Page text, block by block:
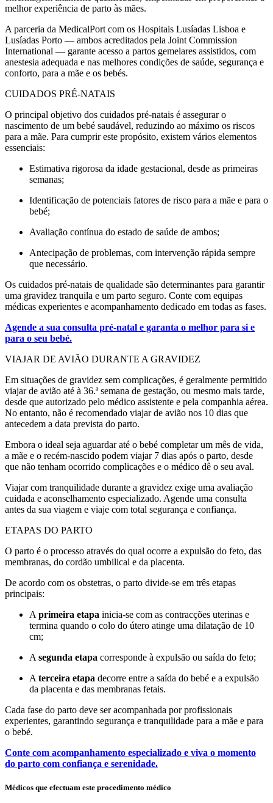
melhor experiência de parto às mães.
A parceria da MedicalPort com os Hospitais Lusíadas Lisboa e
Lusíadas Porto — ambos acreditados pela Joint Commission
International — garante acesso a partos gemelares assistidos, com
anestesia adequada e nas melhores condições de saúde, segurança e
conforto, para a mãe e os bebés.
CUIDADOS PRÉ-NATAIS
O principal objetivo dos cuidados pré-natais é assegurar o
nascimento de um bebé saudável, reduzindo ao máximo os riscos
para a mãe. Para cumprir este propósito, existem vários elementos
essenciais:
Estimativa rigorosa da idade gestacional, desde as primeiras
semanas;
Identificação de potenciais fatores de risco para a mãe e para o
bebé;
Avaliação contínua do estado de saúde de ambos;
Antecipação de problemas, com intervenção rápida sempre
que necessário.
Os cuidados pré-natais de qualidade são determinantes para garantir
uma gravidez tranquila e um parto seguro. Conte com equipas
médicas experientes e acompanhamento dedicado em todas as fases.
Agende a sua consulta pré-natal e garanta o melhor para si e
para o seu bebé.
VIAJAR DE AVIÃO DURANTE A GRAVIDEZ
Em situações de gravidez sem complicações, é geralmente permitido
viajar de avião até à 36.ª semana de gestação, ou mesmo mais tarde,
desde que autorizado pelo médico assistente e pela companhia aérea.
No entanto, não é recomendado viajar de avião nos 10 dias que
antecedem a data prevista do parto.
Embora o ideal seja aguardar até o bebé completar um mês de vida,
a mãe e o recém-nascido podem viajar 7 dias após o parto, desde
que não tenham ocorrido complicações e o médico dê o seu aval.
Viajar com tranquilidade durante a gravidez exige uma avaliação
cuidada e aconselhamento especializado. Agende uma consulta
antes da sua viagem e viaje com total segurança e confiança.
ETAPAS DO PARTO
O parto é o processo através do qual ocorre a expulsão do feto, das
membranas, do cordão umbilical e da placenta.
De acordo com os obstetras, o parto divide-se em três etapas
principais:
A primeira etapa inicia-se com as contracções uterinas e
termina quando o colo do útero atinge uma dilatação de 10
cm;
A segunda etapa corresponde à expulsão ou saída do feto;
A terceira etapa decorre entre a saída do bebé e a expulsão
da placenta e das membranas fetais.
Cada fase do parto deve ser acompanhada por profissionais
experientes, garantindo segurança e tranquilidade para a mãe e para
o bebé.
Conte com acompanhamento especializado e viva o momento
do parto com confiança e serenidade.
Médicos que efectuam este procedimento médico